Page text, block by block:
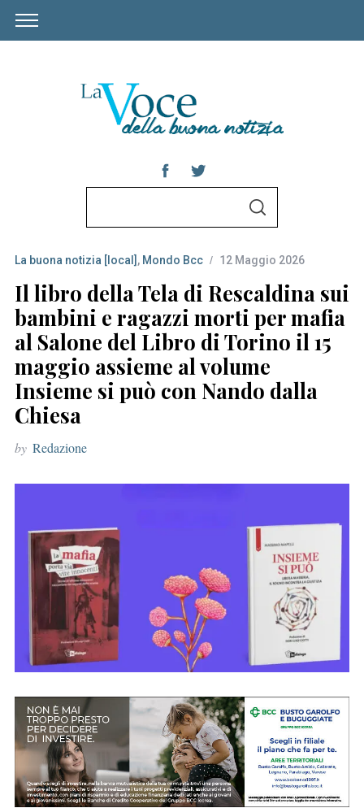
r
c
h
f
o
r
:
S
C
H
La buona notizia [local] , Mondo Bcc 12 Maggio 2026
Il libro della Tela di Rescaldina sui
bambini e ragazzi morti per mafia
al Salone del Libro di Torino il 15
maggio assieme al volume
Insieme si può con Nando dalla
Chiesa
by Redazione